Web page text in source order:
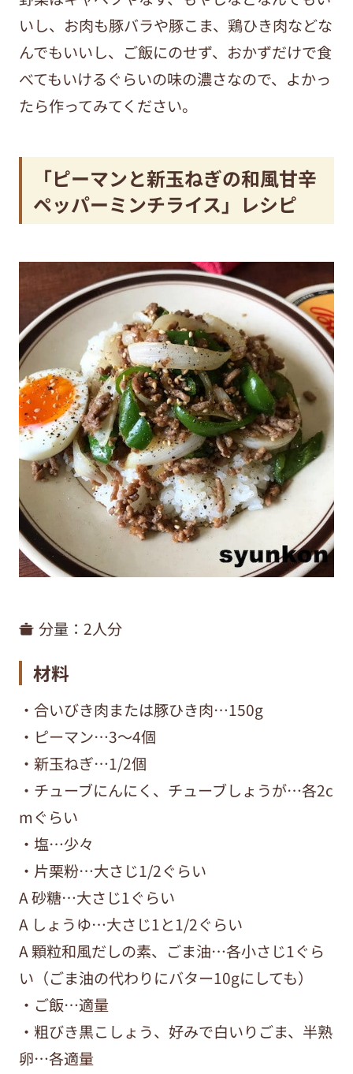
いし、お肉も豚バラや豚こま、鶏ひき肉などな
んでもいいし、ご飯にのせず、おかずだけで食
べてもいけるぐらいの味の濃さなので、よかっ
たら作ってみてください。
「ピーマンと新玉ねぎの和風甘辛
ペッパーミンチライス」レシピ
分量： 2人分
材料
・合いびき肉または豚ひき肉…150g
・ピーマン…3～4個
・新玉ねぎ…1/2個
・チューブにんにく、チューブしょうが…各2c
mぐらい
・塩…少々
・片栗粉…大さじ1/2ぐらい
A 砂糖…大さじ1ぐらい
A しょうゆ…大さじ1と1/2ぐらい
A 顆粒和風だしの素、ごま油…各小さじ1ぐら
い（ごま油の代わりにバター10gにしても）
・ご飯…適量
・粗びき黒こしょう、好みで白いりごま、半熟
卵…各適量